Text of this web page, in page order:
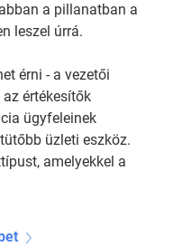
a pillanatban a
leszel úrrá.
érni - a vezetői
értékesítők
ügyfeleinek
üzleti eszköz.
amelyekkel a